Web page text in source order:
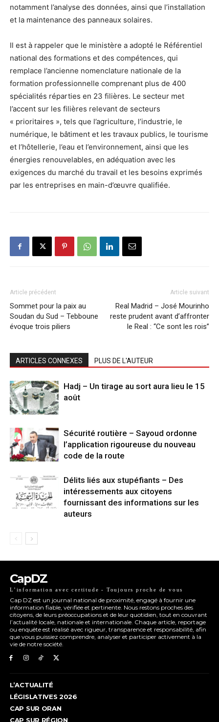
notamment l’analyse des données, ainsi que l’installation
et la maintenance des panneaux solaires.
Il est à rappeler que le ministère a adopté le Référentiel
national des formations et des compétences, qui
remplace l’ancienne nomenclature nationale de la
formation professionnelle comprenant plus de 400
spécialités réparties en 23 filières. Le secteur met
l’accent sur les filières relevant de secteurs
« prioritaires », tels que l’agriculture, l’industrie, le
numérique, le bâtiment et les travaux publics, le tourisme
et l’hôtellerie, l’eau et l’environnement, ainsi que les
énergies renouvelables, en adéquation avec les
exigences du marché du travail et les besoins exprimés
par les entreprises en main-d’œuvre qualifiée.
Article précédent
Sommet pour la paix au
Soudan du Sud – Tebboune
évoque trois piliers
Article suivant
Real Madrid – José Mourinho
reste prudent avant d’affronter
le Real : “Ce sont les rois”
ARTICLES CONNEXES PLUS DE L'AUTEUR
Hadj – Un tirage au sort aura lieu le 15
août
Sécurité routière – Sayoud ordonne
l’application rigoureuse du nouveau
code de la route
Délits liés aux stupéfiants – Des
intéressements aux citoyens
fournissant des informations sur les
auteurs
CapDZ
L’information avec certitude - Toujours proche de vous
Cap DZ est un journal national de proximité, engagé à fournir une
information fiable, vérifiée et pertinente. Nous restons proches des
citoyens, de leurs préoccupations et de leur quotidien, tout en couvrant
l’actualité locale, nationale et internationale. Chaque article, reportage
ou enquête est réalisé avec rigueur, transparence et responsabilité, afin
que vous puissiez comprendre, analyser et participer activement à la
vie de notre société.
L’ACTUALITÉ
LÉGISLATIVES 2026
CAP SUR ORAN
CAP SUR RÉGION